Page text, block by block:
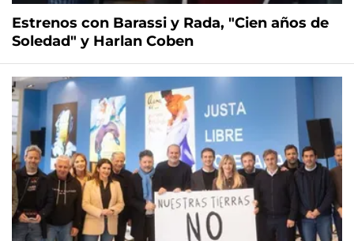
Estrenos con Barassi y Rada, "Cien años de
Soledad" y Harlan Coben